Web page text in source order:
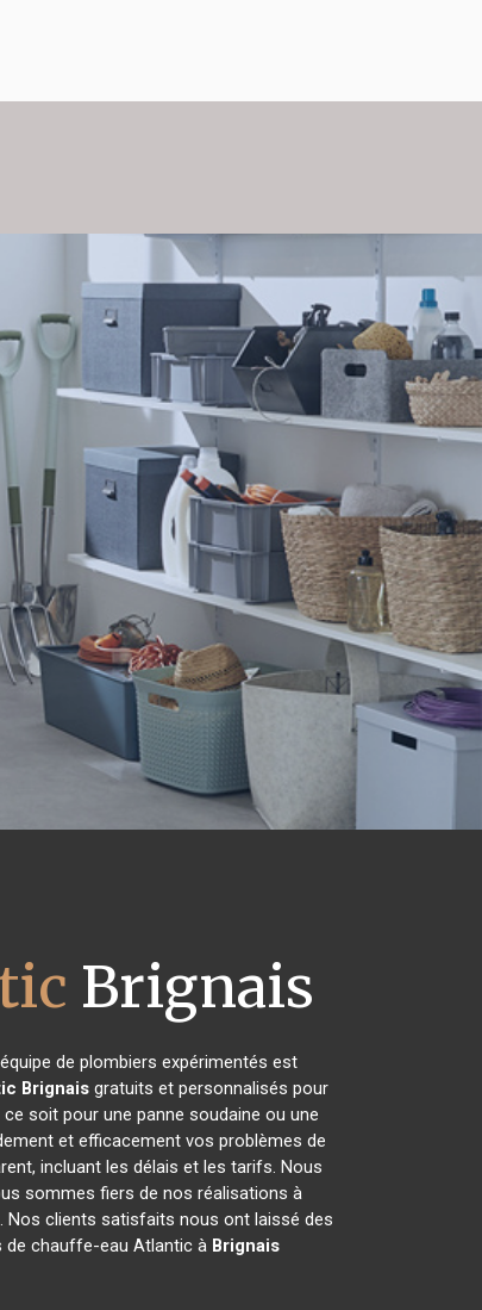
Brignais
de plombiers expérimentés est
Brignaisgratuits et personnalisés pour
ce soit pour une panne soudaine ou une
et efficacement vos problèmes de
incluant les délais et les tarifs. Nous
sommes fiers de nos réalisations à
Nos clients satisfaits nous ont laissé des
de chauffe-eau Atlantic à Brignais